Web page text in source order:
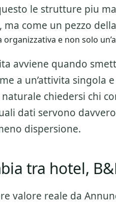
le strutture piu
ma come un pezzo
organizzativa e non solo
avviene quando
a un’attivita singola
chiedersi chi
dati servono
dispersione.
tra hotel,
valore reale da